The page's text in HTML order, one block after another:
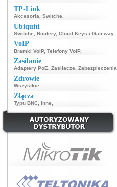
TP-Link
Akcesoria Switche
Ubiquiti
Switche Routery, Cloud Keys i Gateway,
VoIP
Bramki VoIP, Telefony VoIP,
Zasilanie
Adaptery PoE Zasilacze Zabezpieczenia
Zdrowie
Wszystkie
Złącza
Typu BNC Inne